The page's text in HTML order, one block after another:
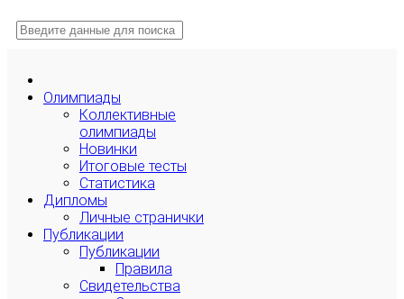
Олимпиады
Коллективные
олимпиады
Новинки
Итоговые тесты
Статистика
Дипломы
Личные странички
Публикации
Публикации
Правила
Свидетельства